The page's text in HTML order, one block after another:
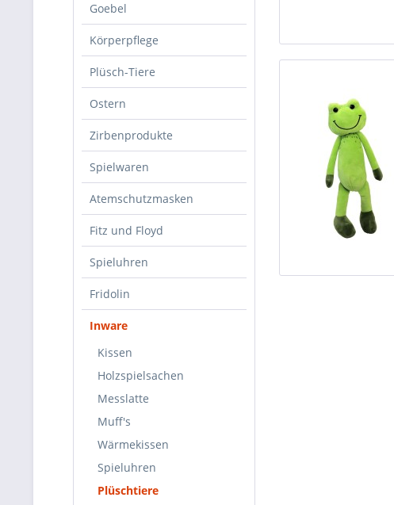
Goebel
Körperpflege
Plüsch-Tiere
Ostern
Zirbenprodukte
Spielwaren
Atemschutzmasken
Fitz und Floyd
Spieluhren
Fridolin
Inware
Kissen
Holzspielsachen
Messlatte
Muff's
Wärmekissen
Spieluhren
Plüschtiere